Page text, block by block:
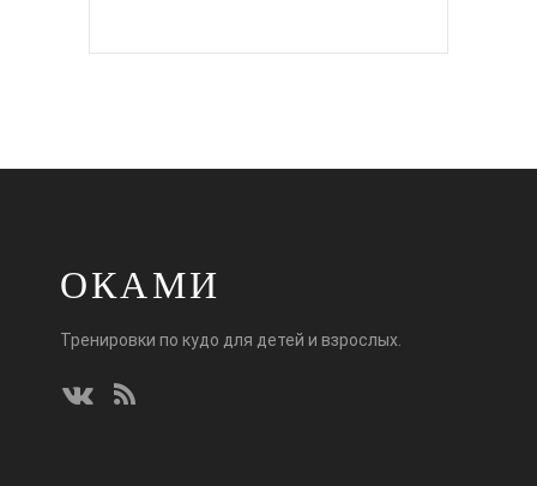
ОКАМИ
Тренировки по кудо для детей и взрослых.